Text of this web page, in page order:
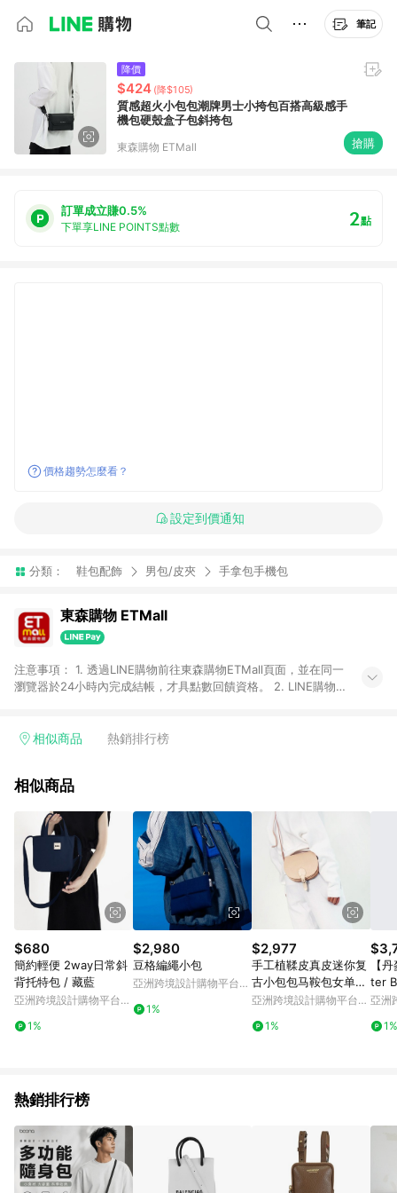
筆記
降價
$424 (降$105)
質感超火小包包潮牌男士小挎包百搭高級感手
機包硬殼盒子包斜挎包
東森購物 ETMall 搶購
訂單成立賺0.5%
下單享LINE POINTS點數 2點
價格趨勢怎麼看？
設定到價通知
分類： 鞋包配飾 男包/皮夾 手拿包手機包
東森購物 ETMall
注意事項： 1. 透過LINE購物前往東森購物ETMall頁面，並在同一
瀏覽器於24小時內完成結帳，才具點數回饋資格。 2. LINE購物
單，皆不在點數回饋範圍內。 3. 如購買以下類別商品，將無法獲
球嚴選、商城、專案商品、「草莓網」全館商品。 4. 如取消訂
回饋。 5. 點數回饋會扣除所有折扣優惠後之最終發票金額計算，
實際回饋請依LINE購物通知為主。 6. 訂單如有使用東森購物
ETMall站內之折扣優惠(包含但不限於東森幣、樂透金、東森現金
券等)，不具點數回饋資格。詳細請依東森購物ETMall之結帳頁面
顯示為準。 7. LINE購物設有「單一商品最高回饋點數」機制(特
殊活動時開放「回饋無上限」)，以同一訂單中同一商品不論件數
計算，並依訂單成立時間當下LINE購物所設定的回饋機制為準。
8. LINE購物為購物資訊整合性平台，商品資料更新會有時間差，
如顯示之商品規格、顏色、價位、贈品與東森購物ETMall銷售網
頁不符，以銷售網頁標示為準。 9. 若有贈點爭議，請務必於訂單
日期+180天以內至LINE購物客服洽詢；若超過180天(含)以上進
行申訴，恕無法贈點回饋。 10. 部分點數紅包僅限指定商品使
用，或不適用於無回饋商品。各點數紅包之適用商品與使用條件
相似商品 熱銷排行榜
相似商品
$680
簡約輕便 2way日常斜
背托特包 / 藏藍
亞洲跨境設計購物平台
1%
$2,980
豆格編繩小包
亞洲跨境設計購物平台
1%
$2,977
手工植鞣皮真皮迷你复
古小包包马鞍包女单肩
斜挎女包
亞洲跨境設計購物平台
1%
【
ter
輕便
亞洲
1%
熱銷排行榜